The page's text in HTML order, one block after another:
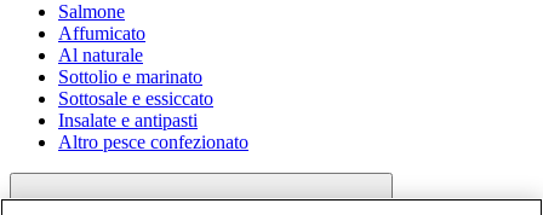
Salmone
Affumicato
Al naturale
Sottolio e marinato
Sottosale e essiccato
Insalate e antipasti
Altro pesce confezionato